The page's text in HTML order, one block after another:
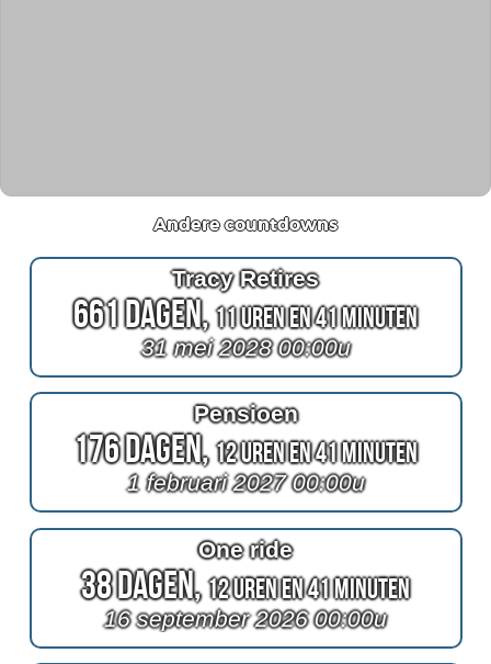
Andere countdowns
Tracy Retires
661 Dagen,11 Uren en 41 Minuten
31 mei 2028 00:00u
Pensioen
176 Dagen,12 Uren en 41 Minuten
1 februari 2027 00:00u
One ride
38 Dagen,12 Uren en 41 Minuten
16 september 2026 00:00u